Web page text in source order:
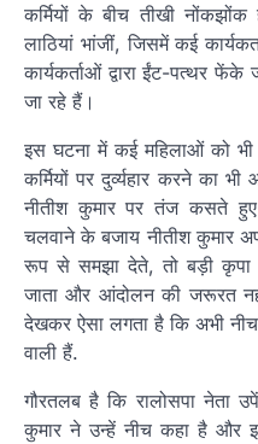
कर्मियों के बीच तीखी
लाठियां भांजीं, जिसमें कई
कार्यकर्ताओं द्वारा ईंट-पत्थर
जा रहे हैं।
इस घटना में कई महिलाओं को
कर्मियों पर दुर्व्यहार करने का
नीतीश कुमार पर तंज कसते
चलवाने के बजाय नीतीश कुमार
रूप से समझा देते, तो बड़ी कृपा
जाता और आंदोलन की जरूरत
देखकर ऐसा लगता है कि अभी
वाली हैं.
गौरतलब है कि रालोसपा नेता
कुमार ने उन्हें नीच कहा है और